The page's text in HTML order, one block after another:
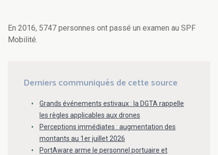
En 2016, 5747 personnes ont passé un examen au SPF
Mobilité.
Derniers communiqués de cette source
Grands événements estivaux : la DGTA rappelle
les règles applicables aux drones
Perceptions immédiates : augmentation des
montants au 1er juillet 2026
PortAware arme le personnel portuaire et